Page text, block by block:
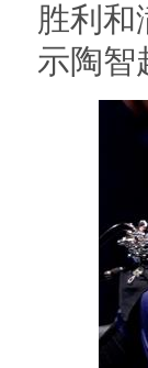
胜利和
示陶智